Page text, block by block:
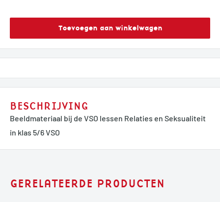
Toevoegen aan winkelwagen
BESCHRIJVING
Beeldmateriaal bij de VSO lessen Relaties en Seksualiteit
in klas 5/6 VSO
GERELATEERDE PRODUCTEN